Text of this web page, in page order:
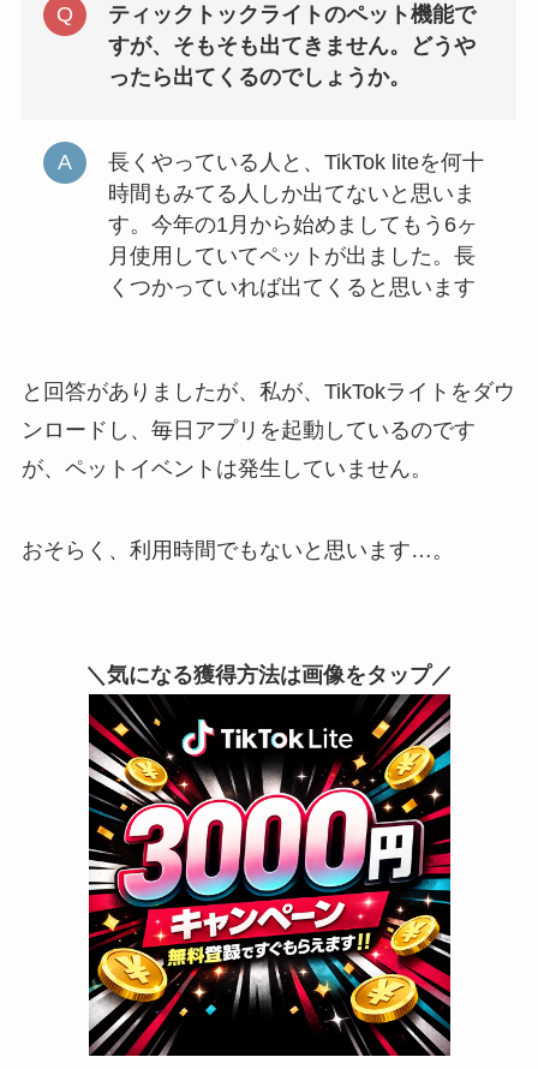
ティックトックライトのペット機能で
すが、そもそも出てきません。どうや
ったら出てくるのでしょうか。
長くやっている人と、TikTok liteを何十
時間もみてる人しか出てないと思いま
す。今年の1月から始めましてもう6ヶ
月使用していてペットが出ました。長
くつかっていれば出てくると思います
と回答がありましたが、私が、TikTokライトをダウ
ンロードし、毎日アプリを起動しているのです
が、ペットイベントは発生していません。
おそらく、利用時間でもないと思います…。
＼気になる獲得方法は画像をタップ／